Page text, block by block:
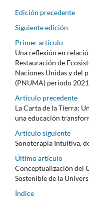
Edición precedente
Siguiente edición
Primer artículo
Una reflexión en
Restauración de
Naciones Unidas y del
(PNUMA) periodo
Artículo precedente
La Carta de la Tierra:
una educación
Artículo siguiente
Sonoterapia Intuitiva,
Último artículo
Conceptualización del
Sostenible de la
Índice